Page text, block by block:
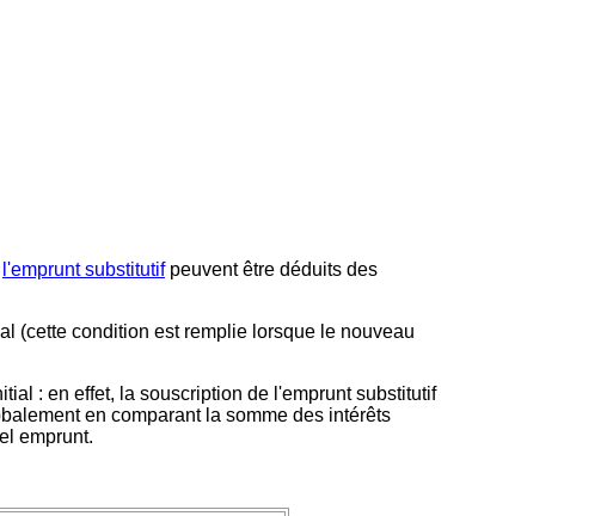
l'emprunt substitutifpeuvent être déduits des
(cette condition est remplie lorsque le nouveau
: en effet, la souscription de l'emprunt substitutif
en comparant la somme des intérêts
emprunt.